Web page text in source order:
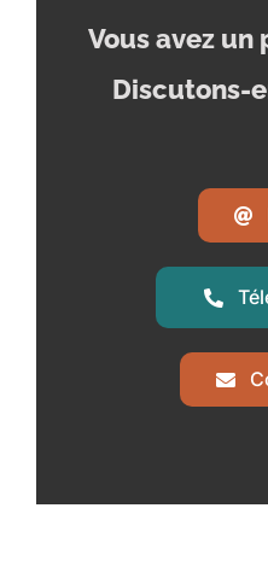
Vous avez
Discutons-